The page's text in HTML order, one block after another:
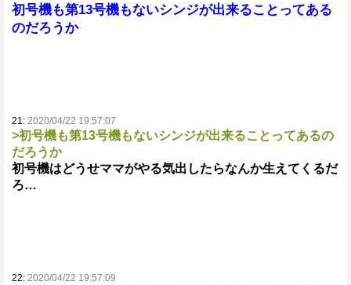
初号機も第13号機もないシンジが出来ることってある
のだろうか
21: 2020/04/22 19:57:07
>初号機も第13号機もないシンジが出来ることってあるの
だろうか
初号機はどうせママがやる気出したらなんか生えてくるだ
ろ…
22: 2020/04/22 19:57:09